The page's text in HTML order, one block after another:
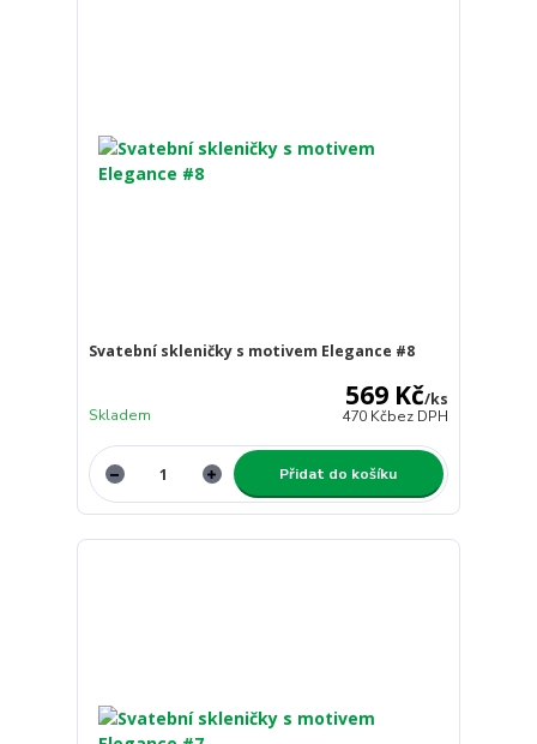
Svatební skleničky s motivem Elegance #8
569 Kč/ks
470 Kčbez DPH
Skladem
Přidat do košíku